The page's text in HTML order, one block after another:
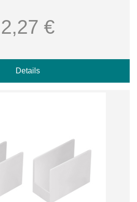
2,27 €
Details